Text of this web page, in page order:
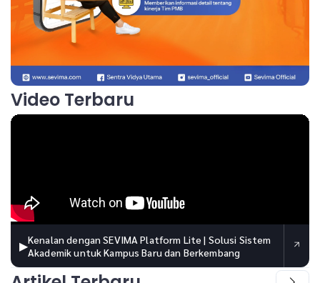
Video Terbaru
▶Kenalan dengan SEVIMA Platform Lite | Solusi Sistem
Akademik untuk Kampus Baru dan Berkembang